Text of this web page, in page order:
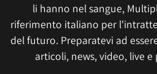
li hanno nel sangue,
riferimento italiano per
del futuro. Preparatevi ad
articoli, news, video, live